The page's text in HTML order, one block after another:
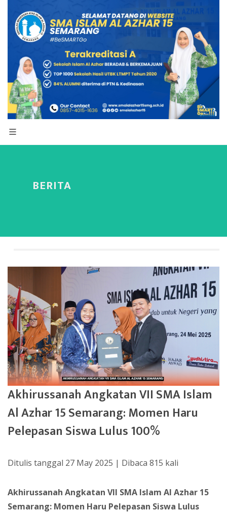
BERITA
Akhirussanah Angkatan VII SMA Islam
Al Azhar 15 Semarang: Momen Haru
Pelepasan Siswa Lulus 100%
Ditulis tanggal 27 May 2025 | Dibaca 815 kali
Akhirussanah Angkatan VII SMA Islam Al Azhar 15
Semarang: Momen Haru Pelepasan Siswa Lulus